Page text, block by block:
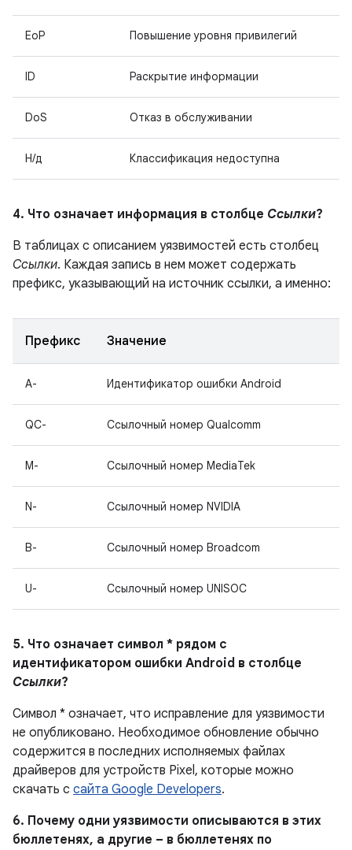
EoP Повышение уровня привилегий
ID Раскрытие информации
DoS Отказ в обслуживании
Н/д Классификация недоступна
4. Что означает информация в столбце Ссылки?
В таблицах с описанием уязвимостей есть столбец
Ссылки. Каждая запись в нем может содержать
префикс, указывающий на источник ссылки, а именно:
Префикс Значение
A- Идентификатор ошибки Android
QC- Ссылочный номер Qualcomm
M- Ссылочный номер MediaTek
N- Ссылочный номер NVIDIA
B- Ссылочный номер Broadcom
U- Ссылочный номер UNISOC
5. Что означает символ * рядом с
идентификатором ошибки Android в столбце
Ссылки?
Символ * означает, что исправление для уязвимости
не опубликовано. Необходимое обновление обычно
содержится в последних исполняемых файлах
драйверов для устройств Pixel, которые можно
скачать с сайта Google Developers.
6. Почему одни уязвимости описываются в этих
бюллетенях, а другие – в бюллетенях по